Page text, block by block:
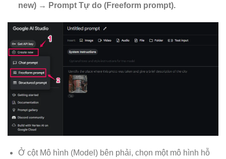
new) → Prompt Tự do (Freeform prompt).
Ở cột Mô hình (Model) bên phải, chọn một mô hình hỗ